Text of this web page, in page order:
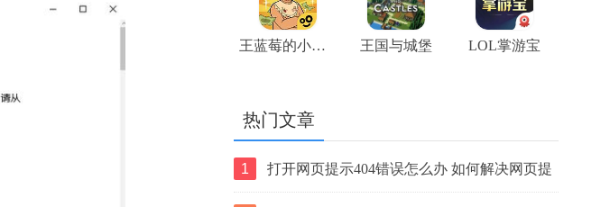
王蓝莓的小卖部游戏 王国与城堡 LOL掌游宝
热门文章
1
打开网页提示404错误怎么办 如何解决网页提
示404错误【详解】